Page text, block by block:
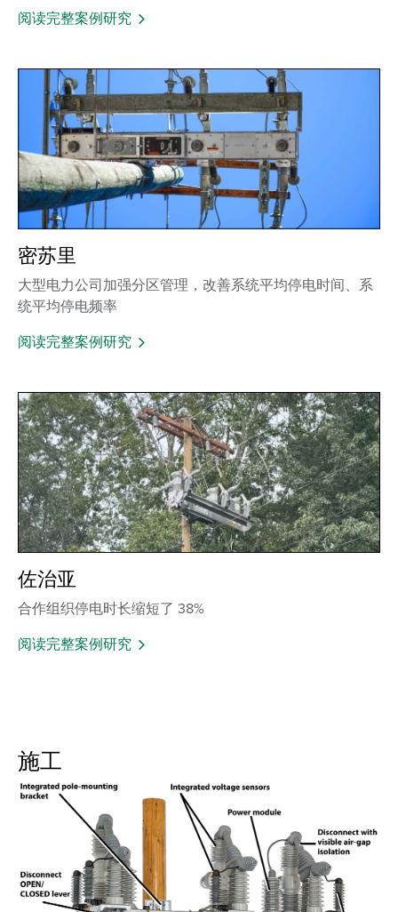
阅读完整案例研究
密苏里
大型电力公司加强分区管理，改善系统平均停电时间、系
统平均停电频率
阅读完整案例研究
佐治亚
合作组织停电时长缩短了 38%
阅读完整案例研究
施工